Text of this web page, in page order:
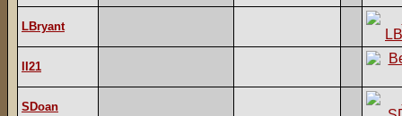
LBryant
II21
SDoan